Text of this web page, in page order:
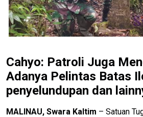
Cahyo: Patroli Juga
Adanya Pelintas Batas
penyelundupan dan
MALINAU, Swara Kaltim – Satuan